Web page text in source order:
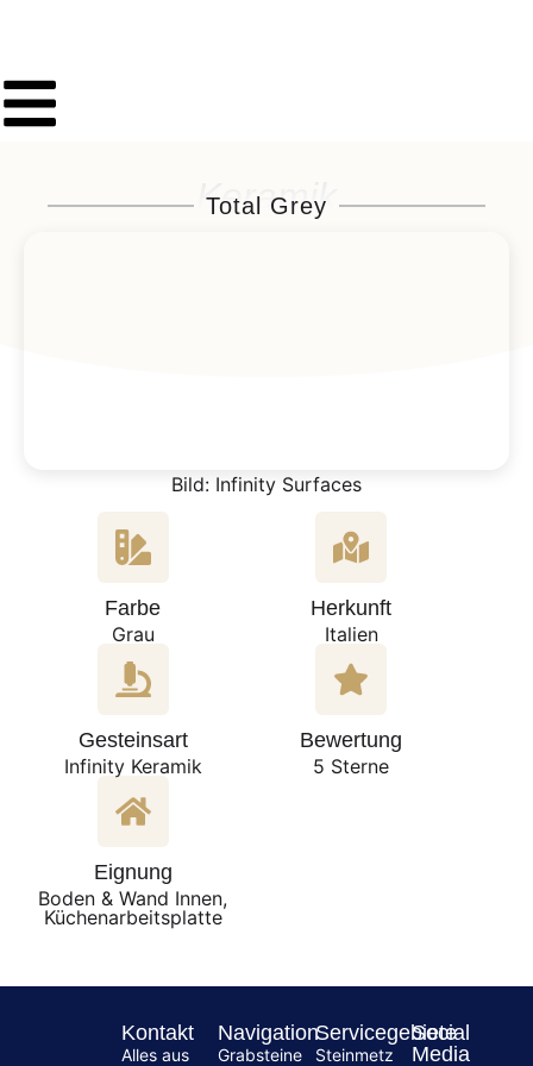
Keramik
Total Grey
Bild: Infinity Surfaces
Farbe
Grau
Herkunft
Italien
Gesteinsart
Infinity Keramik
Bewertung
5 Sterne
Eignung
Boden & Wand Innen,
Küchenarbeitsplatte
Kontakt
Alles aus
Navigation
Grabsteine
Servicegebiete
Steinmetz
Social
Media